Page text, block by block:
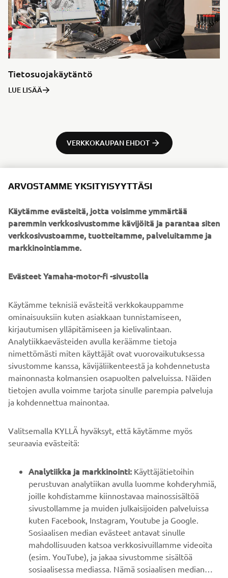
Tietosuojakäytäntö
LUE LISÄÄ
VERKKOKAUPAN EHDOT
ETSI JÄLLEENMYYJÄ
B2B
YAMAHA MUUALLA
ASIAKASTUKI
UUTISKIRJE
Ole ensimmäinen, joka kuulee uusimmista tarjouksista,
erikoistapahtumista, uusista julkaisuista ja paljon muuta...
ARVOSTAMME YKSITYISYYTTÄSI
Käytämme evästeitä, jotta voisimme ymmärtää
paremmin verkkosivustomme kävijöitä ja parantaa siten
verkkosivustoamme, tuotteitamme, palveluitamme ja
markkinointiamme.
Evästeet Yamaha-motor-fi -sivustolla
Käytämme teknisiä evästeitä verkkokauppamme
ominaisuuksiin kuten asiakkaan tunnistamiseen,
kirjautumisen ylläpitämiseen ja kielivalintaan.
Analytiikkaevästeiden avulla keräämme tietoja
nimettömästi miten käyttäjät ovat vuorovaikutuksessa
sivustomme kanssa, kävijäliikenteestä ja kohdennetusta
mainonnasta kolmansien osapuolten palveluissa. Näiden
tietojen avulla voimme tarjota sinulle parempia palveluja
ja kohdennettua mainontaa.
Valitsemalla KYLLÄ hyväksyt, että käytämme myös
seuraavia evästeitä:
Analytiikka ja markkinointi: Käyttäjätietoihin
perustuvan analytiikan avulla luomme kohderyhmiä,
joille kohdistamme kiinnostavaa mainossisältöä
sivustollamme ja muiden julkaisijoiden palveluissa
kuten Facebook, Instagram, Youtube ja Google.
Sosiaalisen median evästeet antavat sinulle
mahdollisuuden katsoa verkkosivuillamme videoita
(esim. YouTube), ja jakaa sivustomme sisältöä
sosiaalisessa mediassa. Nämä sosiaalisen median